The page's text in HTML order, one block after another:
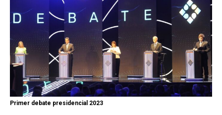
Primer debate presidencial 2023